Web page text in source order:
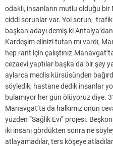
odaklı, insanların mutlu olduğu
ciddi sorunlar var. Yol sorun,
başkan adayı demiş ki
Kardeşim elinizi tutan mı vardı,
hep rant için
cezaevi yaptılar başka da bir şey
aylarca meclis kürsüsünden
söyledik, hastane dedik insanlar
bulamıyor her gün ölüyoruz diye.
Manavgat’ta da halkımız onun
yüzden “Sağlık Evi” projesi.
iki insanı gördükten sonra ne
atlayamadılar, ters köşeye